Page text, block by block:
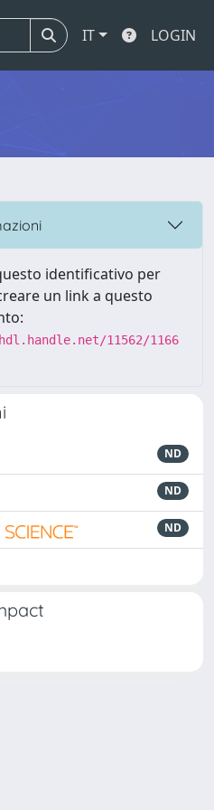
IT LOGIN
identificativo per
un link a questo
11562/1166
ND
ND
ND